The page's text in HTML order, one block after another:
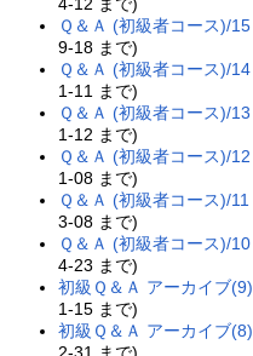
Ｑ＆Ａ (初級者コース)/15
9-18 まで)
Ｑ＆Ａ (初級者コース)/14
1-11 まで)
Ｑ＆Ａ (初級者コース)/13
1-12 まで)
Ｑ＆Ａ (初級者コース)/12
1-08 まで)
Ｑ＆Ａ (初級者コース)/11
3-08 まで)
Ｑ＆Ａ (初級者コース)/10
4-23 まで)
初級Ｑ＆Ａ アーカイブ(9)
1-15 まで)
初級Ｑ＆Ａ アーカイブ(8)
2-31 まで)